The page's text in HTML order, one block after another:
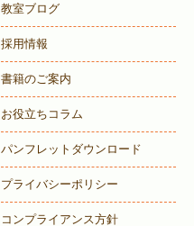
教室ブログ
採用情報
書籍のご案内
お役立ちコラム
パンフレットダウンロード
プライバシーポリシー
コンプライアンス方針